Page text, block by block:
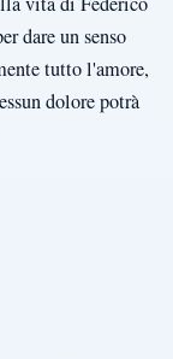
dare un senso
tutto l'amore,
dolore potrà